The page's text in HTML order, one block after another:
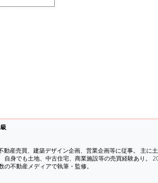
動産売買、建築デザイン企画、営業企画等に従事。 主に
自身でも土地、中古住宅、商業施設等の売買経験あり。
不動産メディアで執筆・監修。